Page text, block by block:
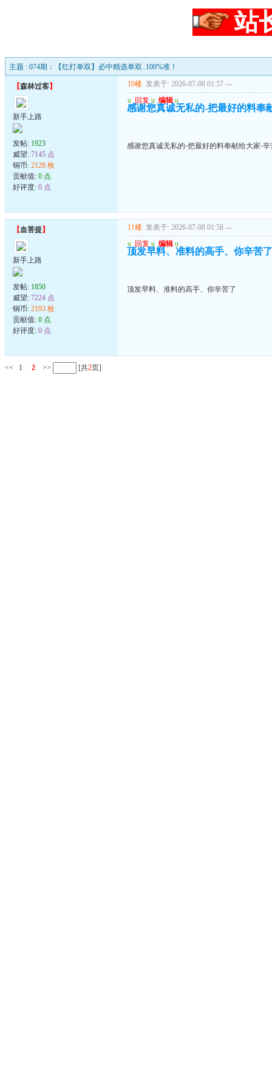
站
主题 : 074期：【红灯单双】必中精选单双..100%准！
【森林过客】
新手上路
发帖: 1923
威望: 7145 点
铜币: 2128 枚
贡献值: 0 点
好评度: 0 点
10楼 发表于: 2026-07-08 01:57 ---
u 回复 u 编辑 u
感谢您真诚无私的-把最好的料奉
感谢您真诚无私的-把最好的料奉献给大家-辛
【血菩提】
新手上路
发帖: 1850
威望: 7224 点
铜币: 2193 枚
贡献值: 0 点
好评度: 0 点
11楼 发表于: 2026-07-08 01:58 ---
u 回复 u 编辑 u
顶发早料、准料的高手、你辛苦了
顶发早料、准料的高手、你辛苦了
<< 1 2 >> [共2页]